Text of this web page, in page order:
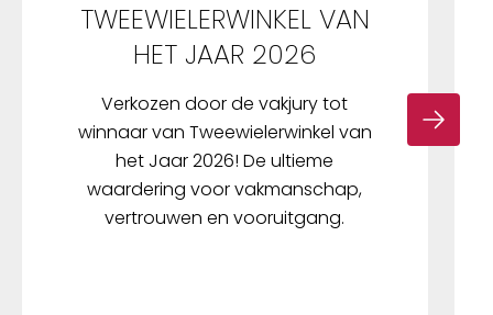
TWEEWIELERWINKEL VAN
HET JAAR 2026
Verkozen door de vakjury tot
winnaar van Tweewielerwinkel van
het Jaar 2026! De ultieme
waardering voor vakmanschap,
vertrouwen en vooruitgang.